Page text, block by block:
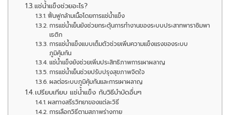
แช่น้ำแข็งช่วยอะไร?
ฟื้นฟูกล้ามเนื้อโดยการแช่น้ำแข็ง
การแช่น้ำเย็นยังช่วยกระตุ้นการทำงานของระบบประสาทพาราซิมพา
เธติก
การแช่น้ำแข็งแบบเต็มตัวช่วยเพิ่มความแข็งแรงของระบบ
ภูมิคุ้มกัน
แช่น้ำแข็งยังช่วยเพิ่มประสิทธิภาพการเผาผลาญ
การแช่น้ำเย็นช่วยปรับปรุงสุขภาพจิตใจ
ผลต่อระบบภูมิคุ้มกันและการเผาผลาญ
เปรียบเทียบ แช่น้ำแข็ง กับวิธีบำบัดอื่นๆ
ผลทางสรีรวิทยาของแต่ละวิธี
การเลือกวิธีตามสภาพร่างกาย